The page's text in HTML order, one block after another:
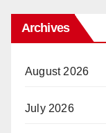
Archives
August 2026
July 2026